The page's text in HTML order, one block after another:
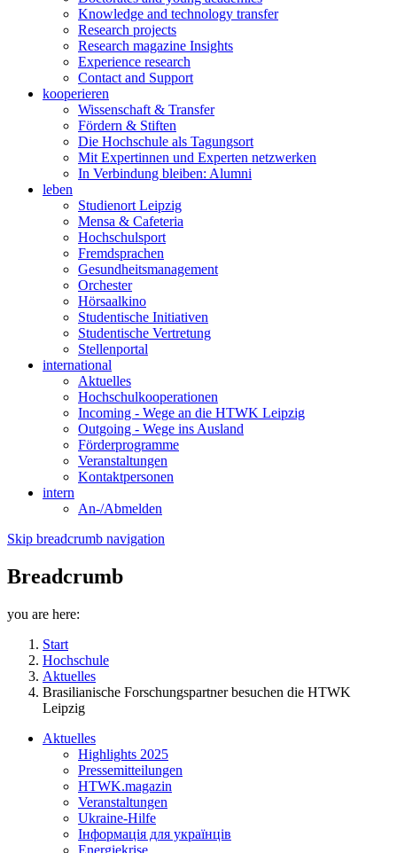
Knowledge and technology transfer
Research projects
Research magazine Insights
Experience research
Contact and Support
kooperieren
Wissenschaft & Transfer
Fördern & Stiften
Die Hochschule als Tagungsort
Mit Expertinnen und Experten netzwerken
In Verbindung bleiben: Alumni
leben
Studienort Leipzig
Mensa & Cafeteria
Hochschulsport
Fremdsprachen
Gesundheitsmanagement
Orchester
Hörsaalkino
Studentische Initiativen
Studentische Vertretung
Stellenportal
international
Aktuelles
Hochschulkooperationen
Incoming - Wege an die HTWK Leipzig
Outgoing - Wege ins Ausland
Förderprogramme
Veranstaltungen
Kontaktpersonen
intern
An-/Abmelden
Skip breadcrumb navigation
Breadcrumb
you are here:
Start
Hochschule
Aktuelles
Brasilianische Forschungspartner besuchen die HTWK
Leipzig
Aktuelles
Highlights 2025
Pressemitteilungen
HTWK.magazin
Veranstaltungen
Ukraine-Hilfe
Інформація для українців